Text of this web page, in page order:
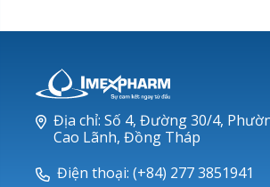
Zobacta®
Địa chỉ: Số 4, Đường 30/4,
Cao Lãnh, Đồng Tháp
Điện thoại: (+84) 277 3851941